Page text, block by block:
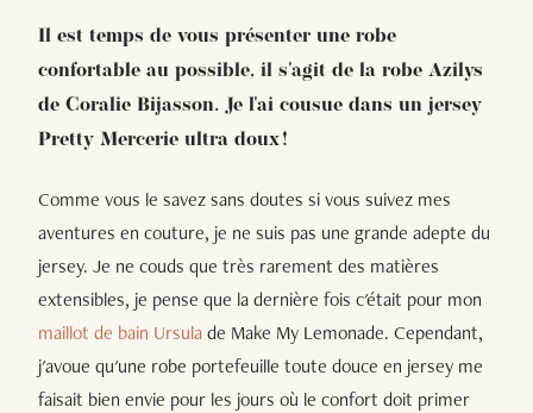
Il est temps de vous présenter une robe
confortable au possible, il s'agit de la robe Azilys
de Coralie Bijasson. Je l'ai cousue dans un jersey
Pretty Mercerie ultra doux !
Comme vous le savez sans doutes si vous suivez mes
aventures en couture, je ne suis pas une grande adepte du
jersey. Je ne couds que très rarement des matières
extensibles, je pense que la dernière fois c'était pour mon
maillot de bain Ursulade Make My Lemonade. Cependant,
j'avoue qu'une robe portefeuille toute douce en jersey me
faisait bien envie pour les jours où le confort doit primer